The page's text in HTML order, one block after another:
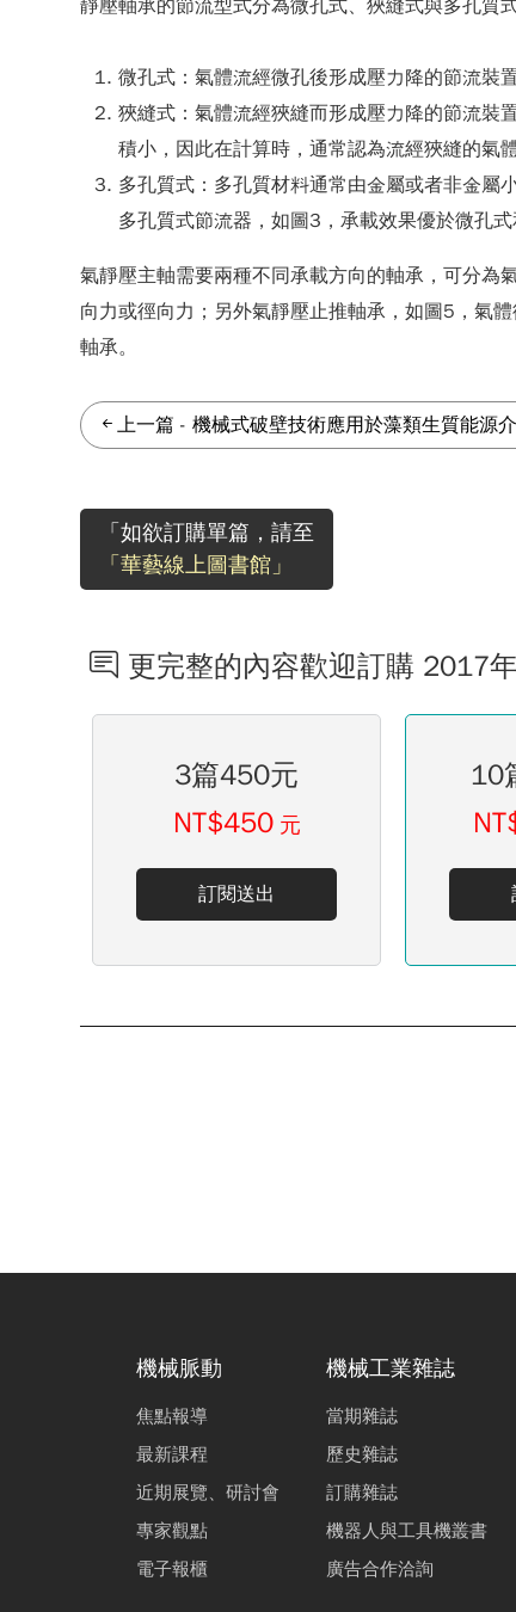
靜壓軸承的節流型式分為微孔式、狹縫式與多孔質
微孔式：氣體流經微孔後形成壓力降的節流裝
狹縫式：氣體流經狹縫而形成壓力降的節流裝
積小，因此在計算時，通常認為流經狹縫的氣
多孔質式：多孔質材料通常由金屬或者非金屬
多孔質式節流器，如圖3，承載效果優於微孔式
氣靜壓主軸需要兩種不同承載方向的軸承，可分為
向力或徑向力；另外氣靜壓止推軸承，如圖5，氣
軸承。
上一篇 -機械式破壁技術應用於藻類生質能源
「如欲訂購單篇，請至
「華藝線上圖書館」
更完整的內容歡迎訂購 2017
3篇450元
NT$450 元
訂閱送出
10
機械脈動
焦點報導
最新課程
近期展覽、研討會
專家觀點
電子報櫃
機械工業雜誌
當期雜誌
歷史雜誌
訂購雜誌
機器人與工具機叢書
廣告合作洽詢